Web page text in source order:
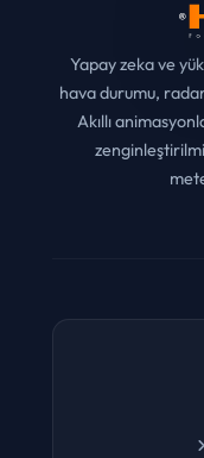
Yapay zeka ve
hava durumu,
Akıllı